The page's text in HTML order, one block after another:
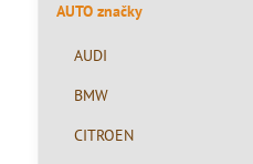
AUTO značky
AUDI
BMW
CITROEN